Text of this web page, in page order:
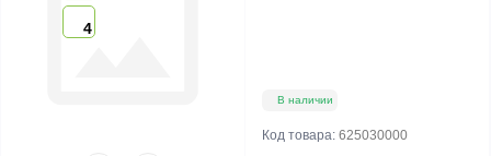
4
В наличии
Код товара: 625030000